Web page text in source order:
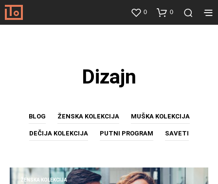
0 0
Dizajn
BLOG ŽENSKA KOLEKCIJA MUŠKA KOLEKCIJA
DEČIJA KOLEKCIJA PUTNI PROGRAM SAVETI
ŽENSKA KOLEKCIJA